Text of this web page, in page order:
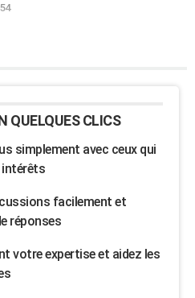
QUELQUES CLICS
simplement avec ceux qui
facilement et
réponses
votre expertise et aidez les